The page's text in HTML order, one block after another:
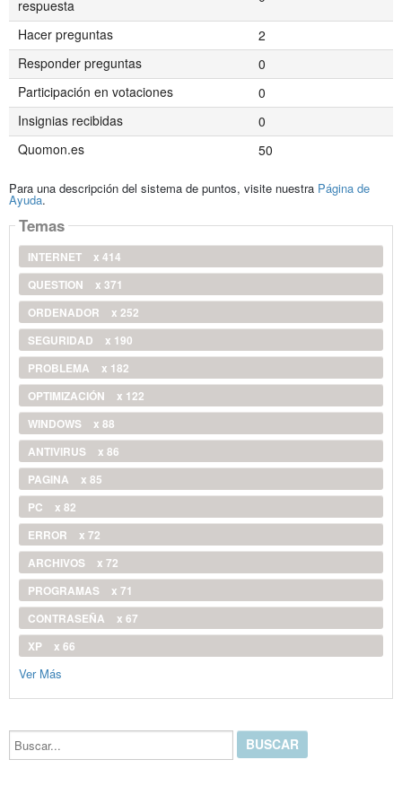
respuesta
Hacer preguntas
2
Responder preguntas
0
Participación en votaciones
0
Insignias recibidas
0
Quomon.es
50
Para una descripción del sistema de puntos, visite nuestra Página de
Ayuda.
Temas
INTERNET
x 414
QUESTION
x 371
ORDENADOR
x 252
SEGURIDAD
x 190
PROBLEMA
x 182
OPTIMIZACIÓN
x 122
WINDOWS
x 88
ANTIVIRUS
x 86
PAGINA
x 85
PC
x 82
ERROR
x 72
ARCHIVOS
x 72
PROGRAMAS
x 71
CONTRASEÑA
x 67
XP
x 66
Ver Más
Buscar...